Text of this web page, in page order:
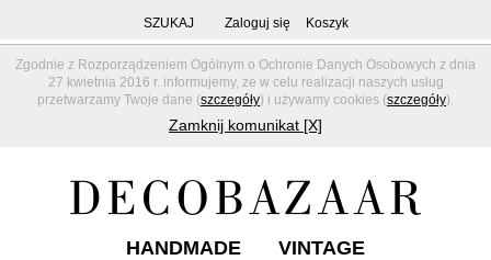
Zgodnie z Rozporządzeniem Ogólnym o Ochronie Danych Osobowych z dnia
27 kwietnia 2016 r. informujemy, że w celu realizacji naszych usług
przetwarzamy Twoje dane (szczegóły) i używamy cookies (szczegóły).
Zamknij komunikat [X]
SZUKAJ Zaloguj się Koszyk
HANDMADE VINTAGE